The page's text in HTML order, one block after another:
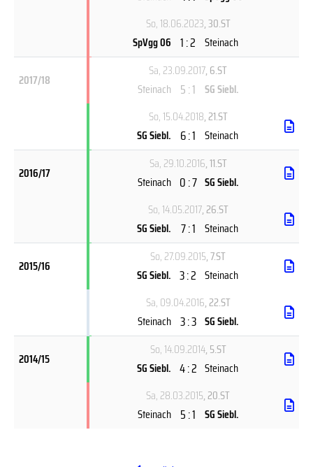
So, 18.06.2023, 30.ST
SpVgg 06 1 : 2 Steinach
2017/18
Sa, 23.09.2017, 6.ST
Steinach 5 : 1 SG Siebl.
So, 15.04.2018, 21.ST
SG Siebl. 6 : 1 Steinach
2016/17
Sa, 29.10.2016, 11.ST
Steinach 0 : 7 SG Siebl.
So, 14.05.2017, 26.ST
SG Siebl. 7 : 1 Steinach
2015/16
So, 27.09.2015, 7.ST
SG Siebl. 3 : 2 Steinach
Sa, 09.04.2016, 22.ST
Steinach 3 : 3 SG Siebl.
2014/15
So, 14.09.2014, 5.ST
SG Siebl. 4 : 2 Steinach
Sa, 28.03.2015, 20.ST
Steinach 5 : 1 SG Siebl.